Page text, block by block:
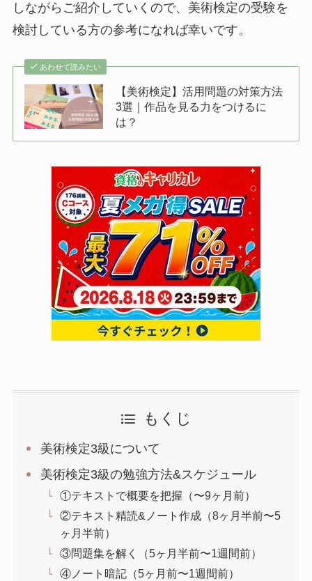
しながらご紹介していくので、美術検定の受験を
検討している方の参考になれば幸いです。
あわせて読みたい
【美術検定】活用問題の対策方法
3選｜作品を見る力をつけるに
は？
もくじ
美術検定3級について
美術検定3級の勉強方法&スケジュール
①テキストで概要を把握（〜9ヶ月前）
②テキスト精読&ノート作成（8ヶ月半前〜5
ヶ月半前）
③問題集を解く（5ヶ月半前〜1週間前）
④ノート暗記（5ヶ月前〜1週間前）